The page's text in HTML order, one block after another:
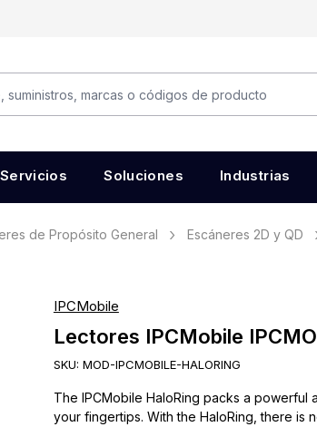
Servicios Soluciones Industrias
de Propósito General Escáneres 2D y QD
IPCMobile
Lectores IPCMobile
SKU: MOD-IPCMOBILE-HALORING
The IPCMobile HaloRing packs a powerful
your fingertips. With the HaloRing, there is